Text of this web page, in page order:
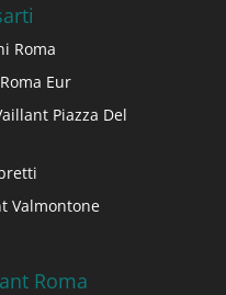
Roma
Eur
Piazza Del
Valmontone
Roma